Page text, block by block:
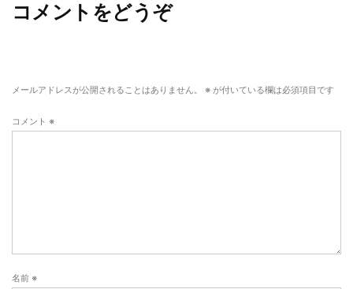
コメントをどうぞ
メールアドレスが公開されることはありません。 ※ が付いている欄は必須項目です
コメント ※
名前 ※